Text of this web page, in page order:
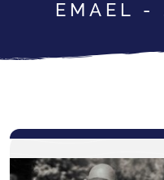
EMAEL -